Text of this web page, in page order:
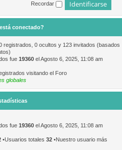
Recordar
conectado?
registrados, 0 ocultos y 123 invitados (basados
fue 19360 el Agosto 6, 2025, 11:08 am
visitando el Foro
globales
fue 19360 el Agosto 6, 2025, 11:08 am
•Usuarios totales 32 •Nuestro usuario más